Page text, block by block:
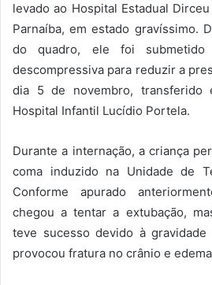
levado ao Hospital Estadual
Parnaíba, em estado gravíssimo.
do quadro, ele foi submetido
descompressiva para reduzir a
dia 5 de novembro, transferido
Hospital Infantil Lucídio Portela.
Durante a internação, a criança
coma induzido na Unidade de
Conforme apurado
chegou a tentar a extubação,
teve sucesso devido à
provocou fratura no crânio e